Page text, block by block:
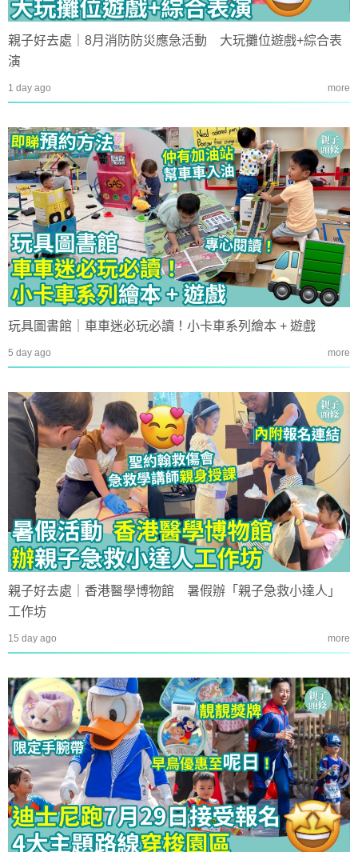
親子好去處｜8月消防防災應急活動 大玩攤位遊戲+綜合表
演
1 day ago more
玩具圖書館｜車車迷必玩必讀！小卡車系列繪本 + 遊戲
5 day ago more
親子好去處｜香港醫學博物館 暑假辦「親子急救小達人」
工作坊
15 day ago more